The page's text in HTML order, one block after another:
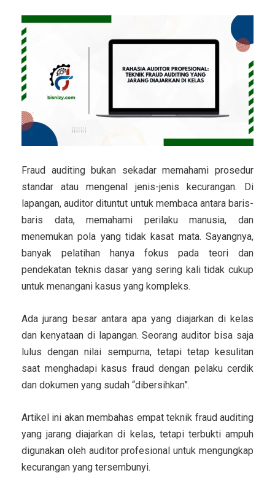
Fraud auditing bukan sekadar memahami prosedur
standar atau mengenal jenis-jenis kecurangan. Di
lapangan, auditor dituntut untuk membaca antara baris-
baris data, memahami perilaku manusia, dan
menemukan pola yang tidak kasat mata. Sayangnya,
banyak pelatihan hanya fokus pada teori dan
pendekatan teknis dasar yang sering kali tidak cukup
untuk menangani kasus yang kompleks.
Ada jurang besar antara apa yang diajarkan di kelas
dan kenyataan di lapangan. Seorang auditor bisa saja
lulus dengan nilai sempurna, tetapi tetap kesulitan
saat menghadapi kasus fraud dengan pelaku cerdik
dan dokumen yang sudah “dibersihkan”.
Artikel ini akan membahas empat teknik fraud auditing
yang jarang diajarkan di kelas, tetapi terbukti ampuh
digunakan oleh auditor profesional untuk mengungkap
kecurangan yang tersembunyi.